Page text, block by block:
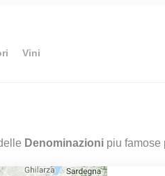
Vini
Denominazioni piu famose